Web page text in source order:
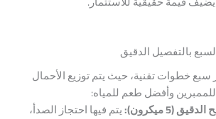
بالتفصيل الدقيق
سبع خطوات تقنية، حيث يتم توزيع الأحمال
وأفضل طعم للمياه:
(5 ميكرون):
يتم فيها احتجاز الصدأ،